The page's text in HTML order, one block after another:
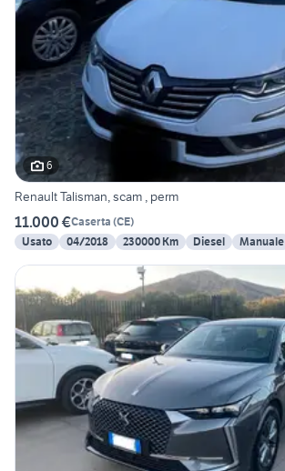
6
Renault Talisman, scam , perm
11.000 €Caserta (CE)
Usato
04/2018 230000 Km Diesel Manuale